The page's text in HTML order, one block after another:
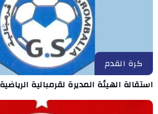
كرة القدم
استقالة الهيئة المديرة لقرمبالية الرياضية